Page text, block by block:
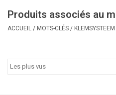
Appelez-nous au +32 3 353 67
Produits associés au
ACCUEIL / MOTS-CLÉS / KLEMSYSTEEM